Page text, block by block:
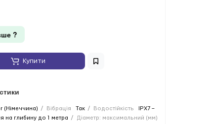
?
Купити
(Німеччина) Вібрація Так Водостійкість
IPX7 –
на глибину до 1 метра
Діаметр: максимальний (мм)